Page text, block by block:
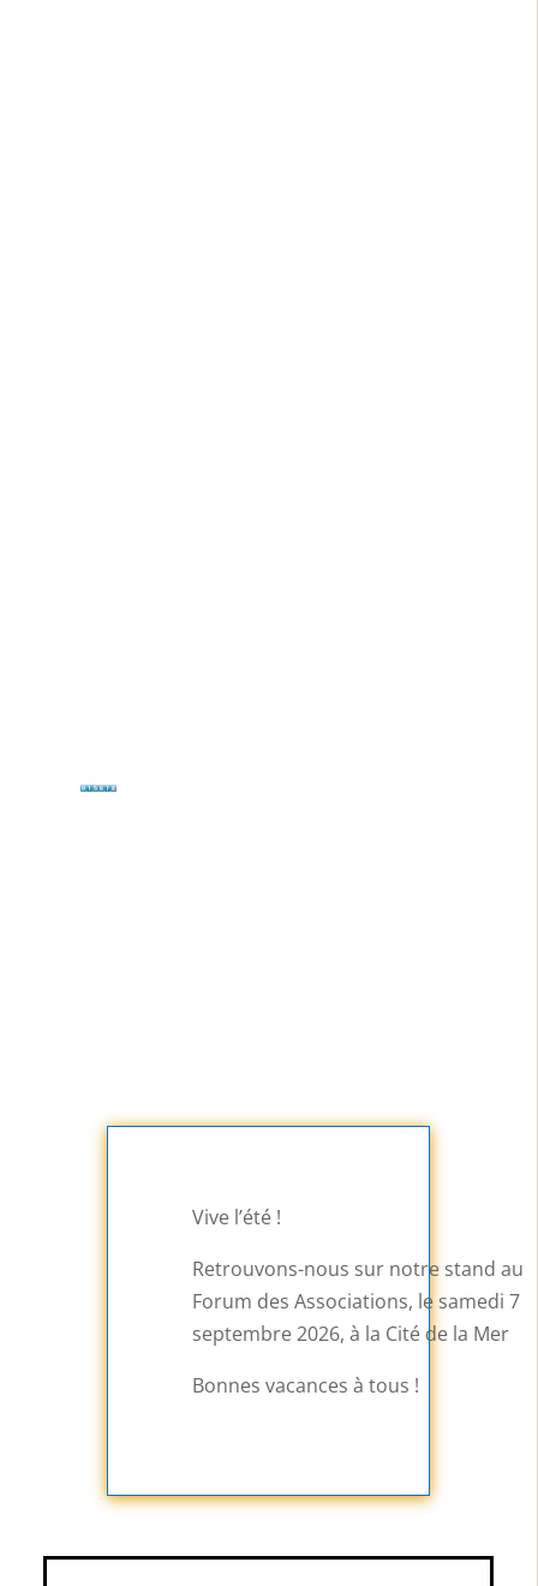
Vive l’été !
Retrouvons-nous sur notre stand au
Forum des Associations, le samedi 7
septembre 2026, à la Cité de la Mer
Bonnes vacances à tous !